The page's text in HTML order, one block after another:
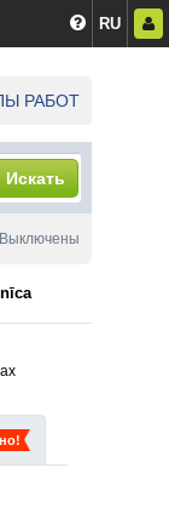
RU
РАБОТ
Искать
Выключены